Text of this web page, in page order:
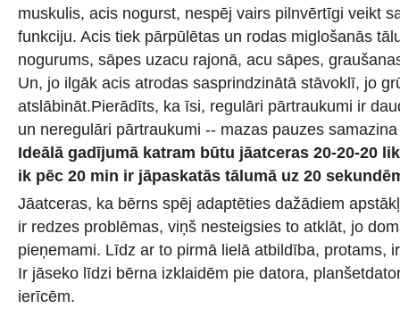
muskulis, acis nogurst, nespēj vairs pilnvērtīgi veikt
funkciju. Acis tiek pārpūlētas un rodas miglošanās
nogurums, sāpes uzacu rajonā, acu sāpes,
Un, jo ilgāk acis atrodas sasprindzinātā stāvoklī, jo
atslābināt.Pierādīts, ka īsi, regulāri pārtraukumi ir
un neregulāri pārtraukumi -- mazas pauzes
Ideālā gadījumā katram būtu jāatceras 20-20-20
ik pēc 20 min ir jāpaskatās tālumā uz 20
Jāatceras, ka bērns spēj adaptēties dažādiem
ir redzes problēmas, viņš nesteigsies to atklāt, jo
pieņemami. Līdz ar to pirmā lielā atbildība, protams,
Ir jāseko līdzi bērna izklaidēm pie datora,
ierīcēm.